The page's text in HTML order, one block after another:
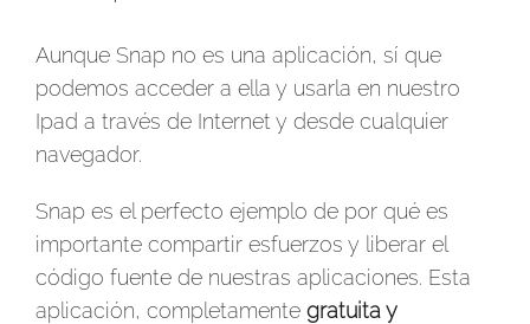
Aunque Snap no es una aplicación, sí que
podemos acceder a ella y usarla en nuestro
Ipad a través de Internet y desde cualquier
navegador.
Snap es el perfecto ejemplo de por qué es
importante compartir esfuerzos y liberar el
código fuente de nuestras aplicaciones. Esta
aplicación, completamente gratuita y